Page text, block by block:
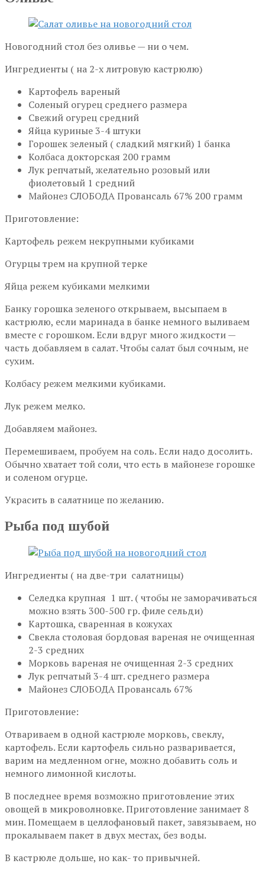
Новогодний стол без оливье — ни о чем.
Ингредиенты ( на 2-х литровую кастрюлю)
Картофель вареный
Соленый огурец среднего размера
Свежий огурец средний
Яйца куриные 3-4 штуки
Горошек зеленый ( сладкий мягкий) 1 банка
Колбаса докторская 200 грамм
Лук репчатый, желательно розовый или
фиолетовый 1 средний
Майонез СЛОБОДА Провансаль 67% 200 грамм
Приготовление:
Картофель режем некрупными кубиками
Огурцы трем на крупной терке
Яйца режем кубиками мелкими
Банку горошка зеленого открываем, высыпаем в
кастрюлю, если маринада в банке немного выливаем
вместе с горошком. Если вдруг много жидкости —
часть добавляем в салат. Чтобы салат был сочным, не
сухим.
Колбасу режем мелкими кубиками.
Лук режем мелко.
Добавляем майонез.
Перемешиваем, пробуем на соль. Если надо досолить.
Обычно хватает той соли, что есть в майонезе горошке
и соленом огурце.
Украсить в салатнице по желанию.
Рыба под шубой
Ингредиенты ( на две-три салатницы)
Селедка крупная 1 шт. ( чтобы не заморачиваться
можно взять 300-500 гр. филе сельди)
Картошка, сваренная в кожухах
Свекла столовая бордовая вареная не очищенная
2-3 средних
Морковь вареная не очищенная 2-3 средних
Лук репчатый 3-4 шт. среднего размера
Майонез СЛОБОДА Провансаль 67%
Приготовление:
Отвариваем в одной кастрюле морковь, свеклу,
картофель. Если картофель сильно разваривается,
варим на медленном огне, можно добавить соль и
немного лимонной кислоты.
В последнее время возможно приготовление этих
овощей в микроволновке. Приготовление занимает 8
мин. Помещаем в целлофановый пакет, завязываем, но
прокалываем пакет в двух местах, без воды.
В кастрюле дольше, но как- то привычней.